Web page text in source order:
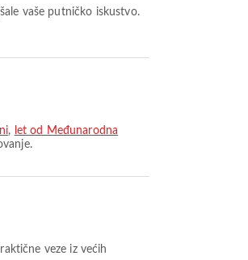
vaše putničko iskustvo.
, let od Međunarodna
veze iz većih